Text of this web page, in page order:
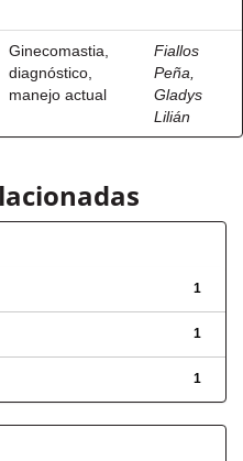
Ginecomastia,
diagnóstico,
manejo actual
Fiallos
Peña,
Gladys
Lilián
1
1
1